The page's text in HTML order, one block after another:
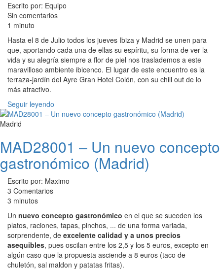
Escrito por: Equipo
Sin comentarios
1 minuto
Hasta el 8 de Julio todos los jueves Ibiza y Madrid se unen para
que, aportando cada una de ellas su espíritu, su forma de ver la
vida y su alegría siempre a flor de piel nos traslademos a este
maravilloso ambiente ibicenco. El lugar de este encuentro es la
terraza-jardín del Ayre Gran Hotel Colón, con su chill out de lo
más atractivo.
Seguir leyendo
Madrid
MAD28001 – Un nuevo concepto
gastronómico (Madrid)
Escrito por: Maximo
3 Comentarios
3 minutos
Un nuevo concepto gastronómico en el que se suceden los
platos, raciones, tapas, pinchos, ... de una forma variada,
sorprendente, de excelente calidad y a unos precios
asequibles, pues oscilan entre los 2,5 y los 5 euros, excepto en
algún caso que la propuesta asciende a 8 euros (taco de
chuletón, sal maldon y patatas fritas).